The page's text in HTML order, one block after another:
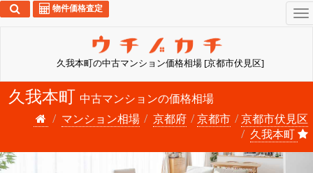
久我本町の中古マンション価格相場 [京都市伏見区]
物件価格査定
久我本町 中古マンションの価格相場
マンション相場
京都府 京都市
京都市伏見区
久我本町